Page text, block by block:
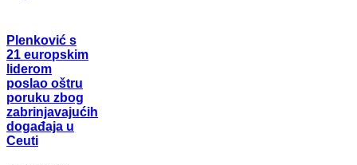
Plenković s
21 europskim
liderom
poslao oštru
poruku zbog
zabrinjavajućih
događaja u
Ceuti